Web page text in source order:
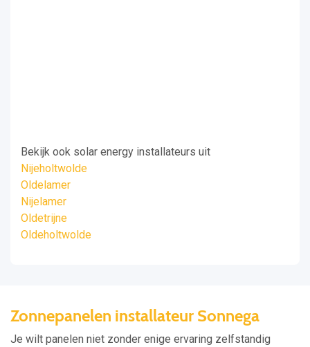
Bekijk ook solar energy installateurs uit
Nijeholtwolde
Oldelamer
Nijelamer
Oldetrijne
Oldeholtwolde
Zonnepanelen installateur Sonnega
Je wilt panelen niet zonder enige ervaring zelfstandig